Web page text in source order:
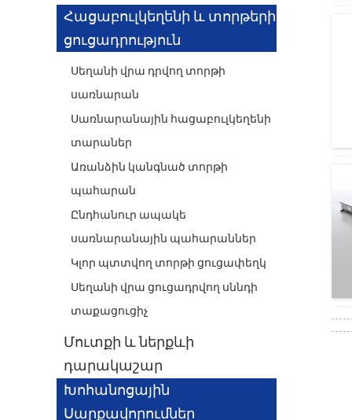
Հացաբուլկեղենի և տորթերի
ցուցադրություն
Սեղանի վրա դրվող տորթի
սառնարան
Սառնարանային հացաբուլկեղենի
տարաներ
Առանձին կանգնած տորթի
պահարան
Ընդհանուր ապակե
սառնարանային պահարաններ
Կլոր պտտվող տորթի ցուցափեղկ
Սեղանի վրա ցուցադրվող սննդի
տաքացուցիչ
Մուտքի և ներքևի
դարակաշար
Խոհանոցային
Սարքավորումներ